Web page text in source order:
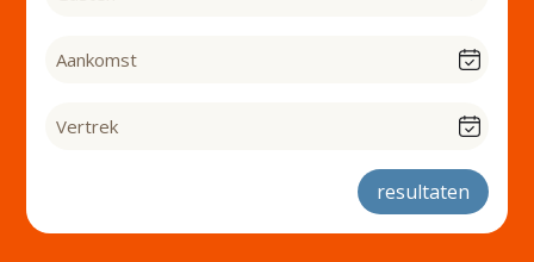
resultaten